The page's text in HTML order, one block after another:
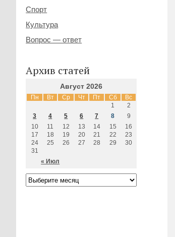
Спорт
Культура
Вопрос — ответ
Архив статей
Август 2026
Пн Вт Ср Чт Пт Сб Вс
« Июл
1
2
3
4 5 6 7 8
9
10
11 12 13 14 15
16
17
18 19 20 21 22
23
24
25 26 27 28 29
30
31